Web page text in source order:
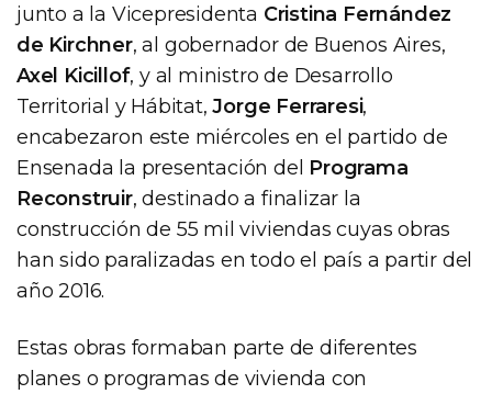
junto a la Vicepresidenta Cristina Fernández
de Kirchner, al gobernador de Buenos Aires,
Axel Kicillof, y al ministro de Desarrollo
Territorial y Hábitat,Jorge Ferraresi,
encabezaron este miércoles en el partido de
Ensenada la presentación del Programa
Reconstruir, destinado a finalizar la
construcción de 55 mil viviendas cuyas obras
han sido paralizadas en todo el país a partir del
año 2016.
Estas obras formaban parte de diferentes
planes o programas de vivienda con